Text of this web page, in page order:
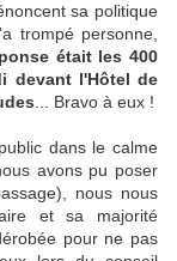
sa politique
trompé personne,
était les 400
devant l'Hôtel de
... Bravo à eux !
dans le calme
avons pu poser
nous nous
et sa majorité
pour ne pas